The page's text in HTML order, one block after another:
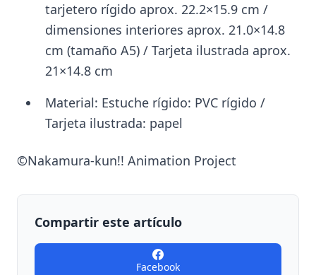
tarjetero rígido aprox. 22.2×15.9 cm /
dimensiones interiores aprox. 21.0×14.8
cm (tamaño A5) / Tarjeta ilustrada aprox.
21×14.8 cm
Material: Estuche rígido: PVC rígido /
Tarjeta ilustrada: papel
©Nakamura-kun!! Animation Project
Compartir este artículo
Facebook